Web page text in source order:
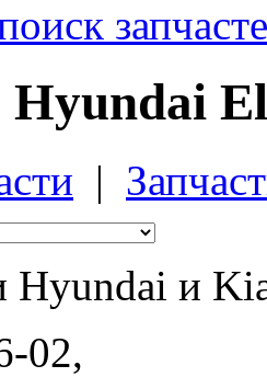
Hyundai
|
Hyundai и
02,